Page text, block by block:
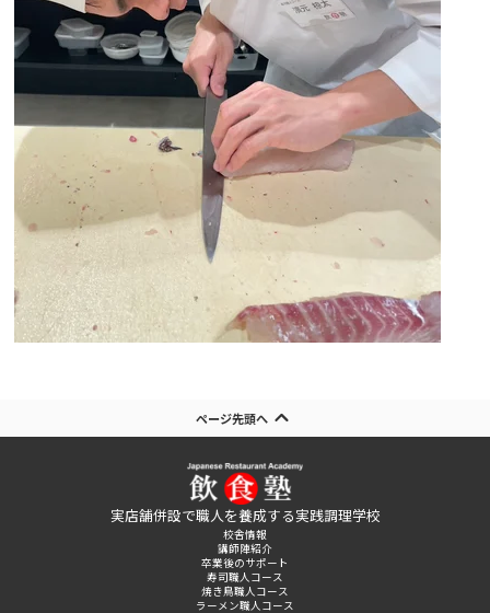
ページ先頭へ
実店舗併設で職人を養成する実践調理学校
校舎情報
講師陣紹介
卒業後のサポート
寿司職人コース
焼き鳥職人コース
ラーメン職人コース